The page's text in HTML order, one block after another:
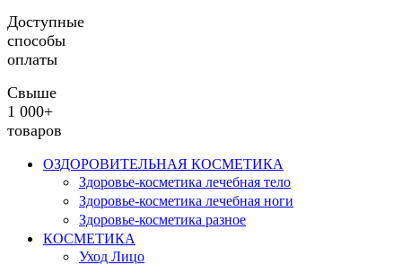
Доступные
способы
оплаты
Свыше
1 000+
товаров
ОЗДОРОВИТЕЛЬНАЯ КОСМЕТИКА
Здоровье-косметика лечебная тело
Здоровье-косметика лечебная ноги
Здоровье-косметика разное
КОСМЕТИКА
Уход Лицо